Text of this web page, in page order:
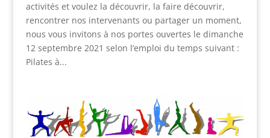
activités et voulez la découvrir, la faire découvrir,
rencontrer nos intervenants ou partager un moment,
nous vous invitons à nos portes ouvertes le dimanche
12 septembre 2021 selon l’emploi du temps suivant :
Pilates à...